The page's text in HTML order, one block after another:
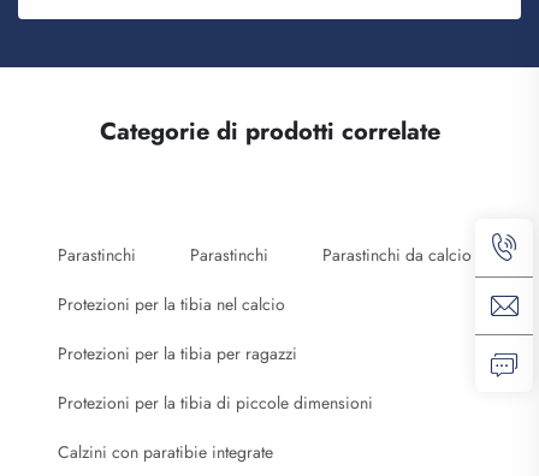
Categorie di prodotti correlate
Parastinchi Parastinchi Parastinchi da calcio
Protezioni per la tibia nel calcio
Protezioni per la tibia per ragazzi
Protezioni per la tibia di piccole dimensioni
Calzini con paratibie integrate